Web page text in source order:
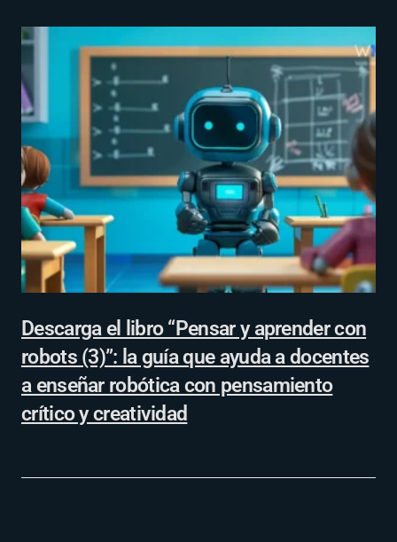
Descarga el libro “Pensar y aprender con
robots (3)”: la guía que ayuda a docentes
a enseñar robótica con pensamiento
crítico y creatividad